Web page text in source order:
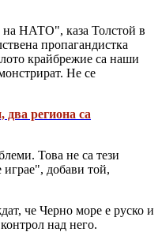
на НАТО", каза Толстой в
пропагандистка
крайбрежие са наши
Не се
два региона са
Това не са тези
добави той,
че Черно море е руско и
над него.